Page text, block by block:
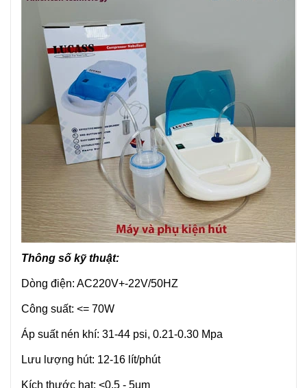
Thông số kỹ thuật:
Dòng điện: AC220V+-22V/50HZ
Công suất: <= 70W
Áp suất nén khí: 31-44 psi, 0.21-0.30 Mpa
Lưu lượng hút: 12-16 lít/phút
Kích thước hạt: <0.5 - 5um